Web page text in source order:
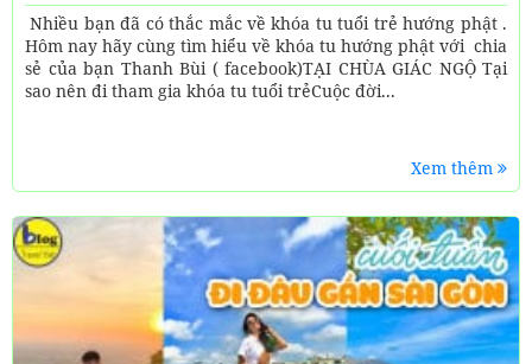
Nhiều bạn đã có thắc mắc về khóa tu tuổi trẻ hướng phật .
Hôm nay hãy cùng tìm hiểu về khóa tu hướng phật với chia
sẻ của bạn Thanh Bùi ( facebook)TẠI CHÙA GIÁC NGỘ Tại
sao nên đi tham gia khóa tu tuổi trẻCuộc đời...
Xem thêm